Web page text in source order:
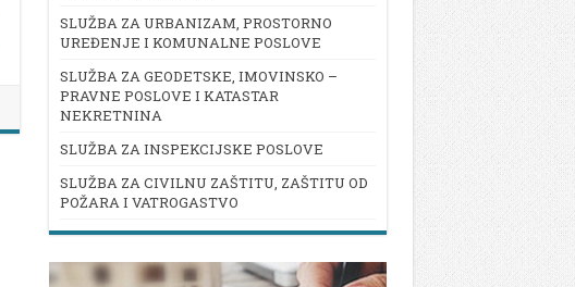
SLUŽBA ZA URBANIZAM, PROSTORNO
UREĐENJE I KOMUNALNE POSLOVE
SLUŽBA ZA GEODETSKE, IMOVINSKO –
PRAVNE POSLOVE I KATASTAR
NEKRETNINA
SLUŽBA ZA INSPEKCIJSKE POSLOVE
SLUŽBA ZA CIVILNU ZAŠTITU, ZAŠTITU OD
POŽARA I VATROGASTVO